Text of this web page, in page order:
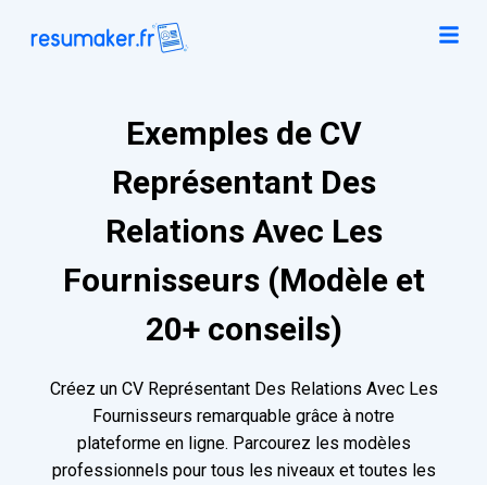
Exemples de CV
Représentant Des
Relations Avec Les
Fournisseurs (Modèle et
20+ conseils)
Créez un CV Représentant Des Relations Avec Les
Fournisseurs remarquable grâce à notre
plateforme en ligne. Parcourez les modèles
professionnels pour tous les niveaux et toutes les